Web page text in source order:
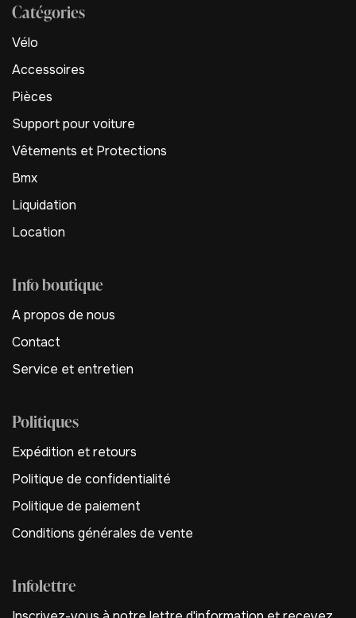
Catégories
Vélo
Accessoires
Pièces
Support pour voiture
Vêtements et Protections
Bmx
Liquidation
Location
Info boutique
A propos de nous
Contact
Service et entretien
Politiques
Expédition et retours
Politique de confidentialité
Politique de paiement
Conditions générales de vente
Infolettre